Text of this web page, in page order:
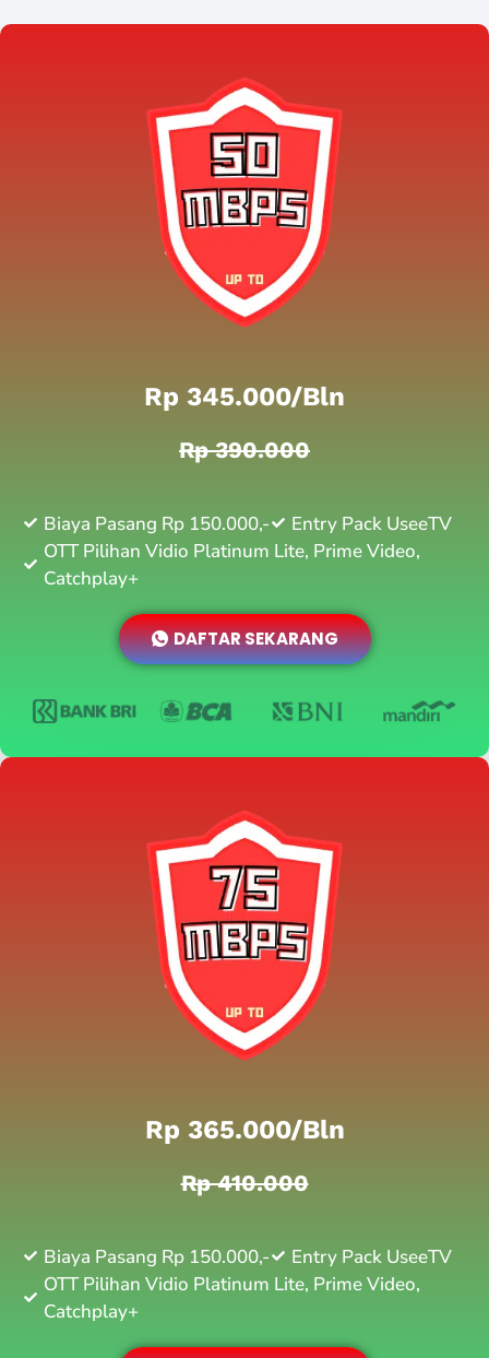
Rp 345.000/bln
Rp 390.000
Biaya Pasang Rp 150.000,-
Entry Pack UseeTV
OTT Pilihan Vidio Platinum Lite, Prime Video,
Catchplay+
DAFTAR SEKARANG
Rp 365.000/bln
Rp 410.000
Biaya Pasang Rp 150.000,-
Entry Pack UseeTV
OTT Pilihan Vidio Platinum Lite, Prime Video,
Catchplay+